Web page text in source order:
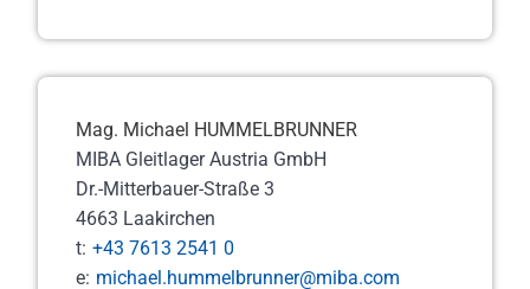
Mag. Michael HUMMELBRUNNER
MIBA Gleitlager Austria GmbH
Dr.-Mitterbauer-Straße 3
4663 Laakirchen
t: +43 7613 2541 0
e: michael.hummelbrunner@miba.com